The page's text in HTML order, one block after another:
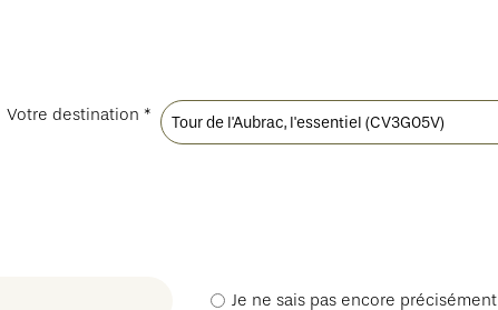
Votre destination *
Je ne sais pas encore précisément